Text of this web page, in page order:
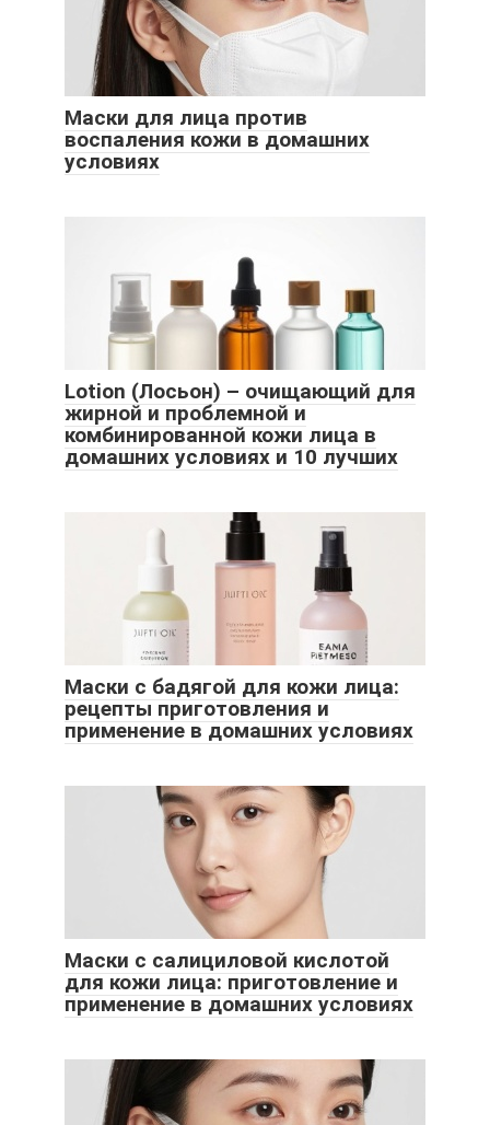
Маски для лица против
воспаления кожи в домашних
условиях
Lotion (Лосьон) – очищающий для
жирной и проблемной и
комбинированной кожи лица в
домашних условиях и 10 лучших
Маски с бадягой для кожи лица:
рецепты приготовления и
применение в домашних условиях
Маски с салициловой кислотой
для кожи лица: приготовление и
применение в домашних условиях